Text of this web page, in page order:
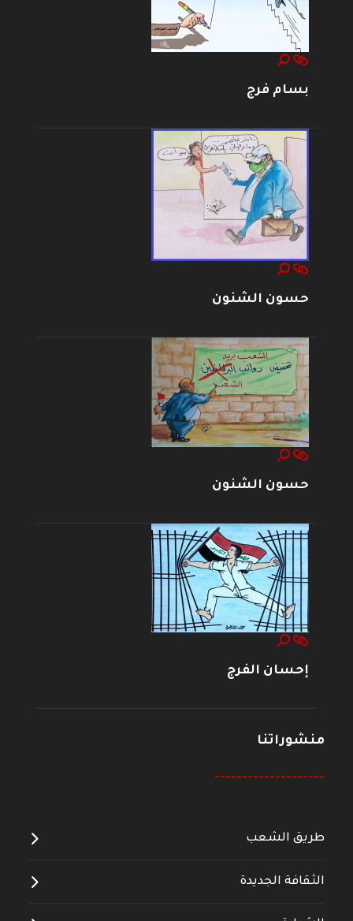
بسام فرج
حسون الشنون
حسون الشنون
إحسان الفرج
منشوراتنا
--------------------
طريق الشعب
الثقافة الجديدة